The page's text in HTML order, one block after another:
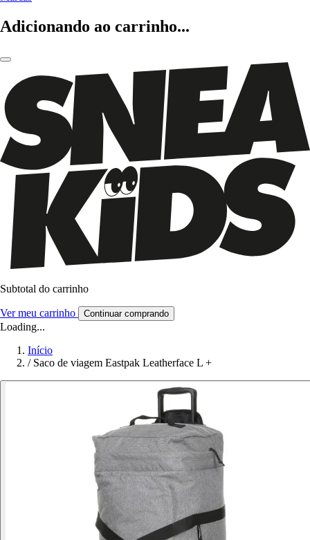
Adicionando ao carrinho...
Subtotal do carrinho
Ver meu carrinho Continuar comprando
Loading...
Início
/ Saco de viagem Eastpak Leatherface L +